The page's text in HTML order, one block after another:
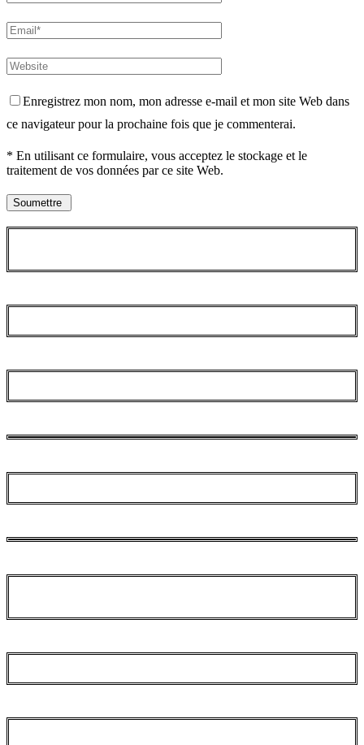
Enregistrez mon nom, mon adresse e-mail et mon site Web dans
ce navigateur pour la prochaine fois que je commenterai.
* En utilisant ce formulaire, vous acceptez le stockage et le
traitement de vos données par ce site Web.